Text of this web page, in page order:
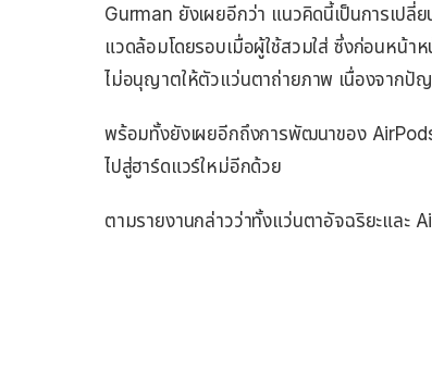
Gurman ยังเผยอีกว่า แนวคิดนี้เป็นการเป
แวดล้อมโดยรอบเมื่อผู้ใช้สวมใส่ ซึ่งก่อนหน้า
ไม่อนุญาตให้ตัวแว่นตาถ่ายภาพ เนื่องจากปั
พร้อมทั้งยังเผยอีกถึงการพัฒนาของ
ไปสู่ฮาร์ดแวร์ใหม่อีกด้วย
ตามรายงานกล่าวว่าทั้งแว่นตาอัจฉริยะและ